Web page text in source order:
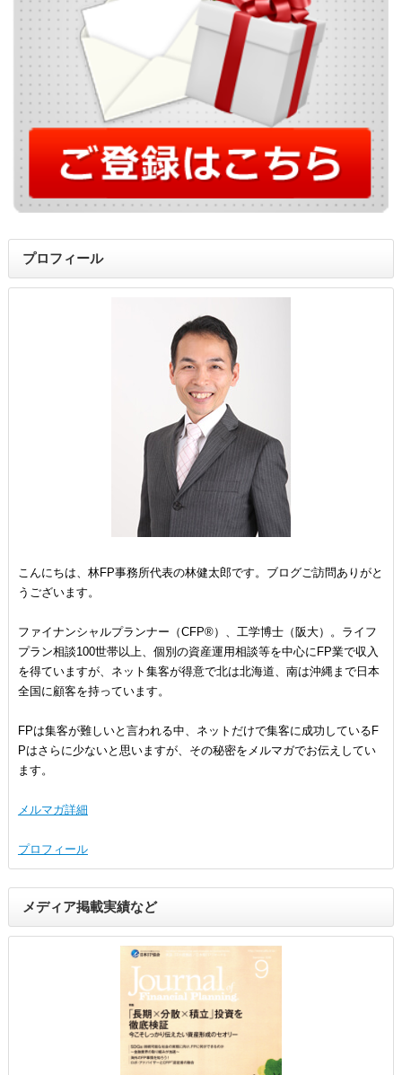
プロフィール
こんにちは、林FP事務所代表の林健太郎です。ブログご訪問ありがと
うございます。
ファイナンシャルプランナー（CFP®）、工学博士（阪大）。ライフ
プラン相談100世帯以上、個別の資産運用相談等を中心にFP業で収入
を得ていますが、ネット集客が得意で北は北海道、南は沖縄まで日本
全国に顧客を持っています。
FPは集客が難しいと言われる中、ネットだけで集客に成功しているF
Pはさらに少ないと思いますが、その秘密をメルマガでお伝えしてい
ます。
メルマガ詳細
プロフィール
メディア掲載実績など